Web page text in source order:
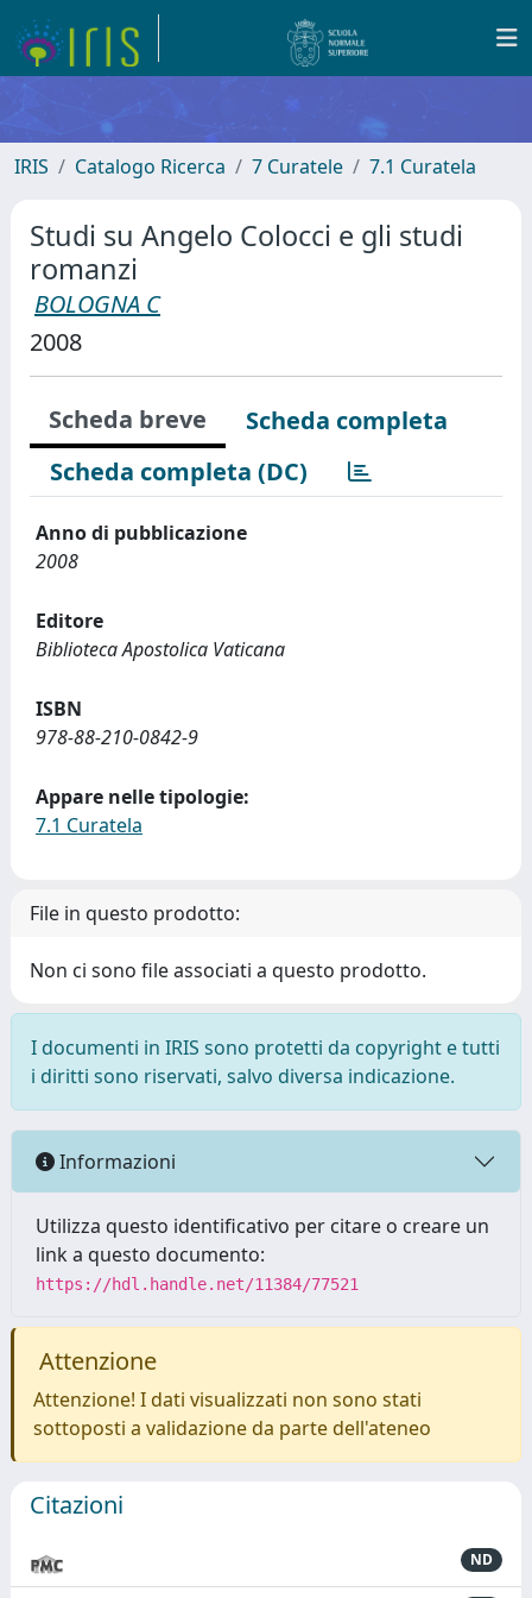
IRIS Catalogo Ricerca 7 Curatele 7.1 Curatela
Studi su Angelo Colocci e gli studi
romanzi
BOLOGNA C
2008
Scheda breve
Scheda completa
Scheda completa (DC)
Anno di pubblicazione
2008
Editore
Biblioteca Apostolica Vaticana
ISBN
978-88-210-0842-9
Appare nelle tipologie:
7.1 Curatela
File in questo prodotto:
Non ci sono file associati a questo prodotto.
I documenti in IRIS sono protetti da copyright e tutti
i diritti sono riservati, salvo diversa indicazione.
Informazioni
Utilizza questo identificativo per citare o creare un
link a questo documento:
https://hdl.handle.net/11384/77521
Attenzione
Attenzione! I dati visualizzati non sono stati
sottoposti a validazione da parte dell'ateneo
Citazioni
ND